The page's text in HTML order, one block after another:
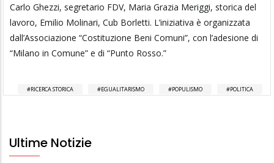
Carlo Ghezzi, segretario FDV, Maria Grazia Meriggi, storica del
lavoro, Emilio Molinari, Cub Borletti. L’iniziativa è organizzata
dall’Associazione “Costituzione Beni Comuni”, con l’adesione di
“Milano in Comune” e di “Punto Rosso.”
RICERCA STORICA EGUALITARISMO POPULISMO POLITICA
Ultime Notizie